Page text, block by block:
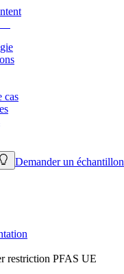
cas
Demander un échantillon
restriction PFAS UE